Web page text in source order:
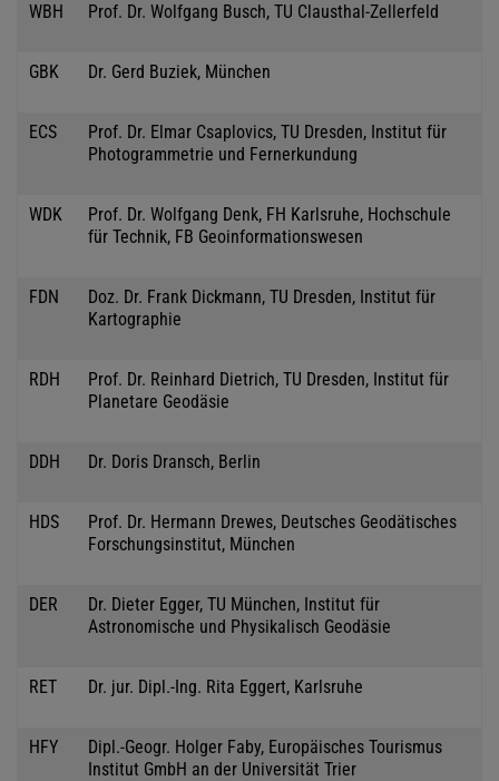
WBH Prof. Dr. Wolfgang Busch, TU Clausthal-Zellerfeld
GBK Dr. Gerd Buziek, München
ECS
Prof. Dr. Elmar Csaplovics, TU Dresden, Institut für
Photogrammetrie und Fernerkundung
WDK
Prof. Dr. Wolfgang Denk, FH Karlsruhe, Hochschule
für Technik, FB Geoinformationswesen
FDN
Doz. Dr. Frank Dickmann, TU Dresden, Institut für
Kartographie
RDH
Prof. Dr. Reinhard Dietrich, TU Dresden, Institut für
Planetare Geodäsie
DDH Dr. Doris Dransch, Berlin
HDS
Prof. Dr. Hermann Drewes, Deutsches Geodätisches
Forschungsinstitut, München
DER
Dr. Dieter Egger, TU München, Institut für
Astronomische und Physikalisch Geodäsie
RET Dr. jur. Dipl.-Ing. Rita Eggert, Karlsruhe
HFY
Dipl.-Geogr. Holger Faby, Europäisches Tourismus
Institut GmbH an der Universität Trier